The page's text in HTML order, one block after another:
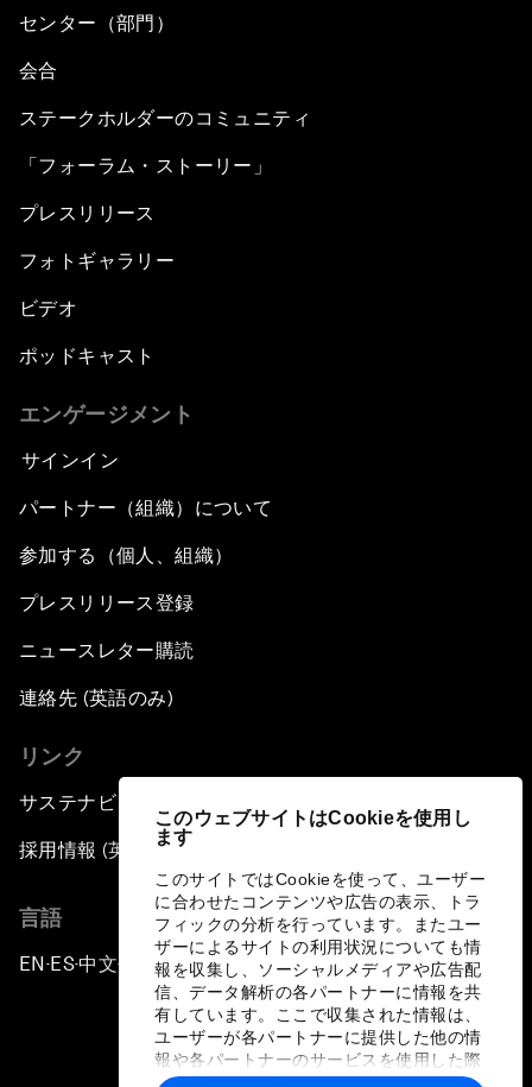
このウェブサイトはCookieを使用し
ます
このサイトではCookieを使って、ユーザー
に合わせたコンテンツや広告の表示、トラ
フィックの分析を行っています。またユー
ザーによるサイトの利用状況についても情
報を収集し、ソーシャルメディアや広告配
信、データ解析の各パートナーに情報を共
有しています。ここで収集された情報は、
ユーザーが各パートナーに提供した他の情
報や各パートナーのサービスを使用した際
に収集された情報と組み合わされ、各パー
センター（部門）
会合
ステークホルダーのコミュニティ
「フォーラム・ストーリー」
プレスリリース
フォトギャラリー
ビデオ
ポッドキャスト
エンゲージメント
サインイン
パートナー（組織）について
参加する（個人、組織）
プレスリリース登録
ニュースレター購読
連絡先 (英語のみ)
リンク
サステナビリティへの取り組み
採用情報 (英語のみ)
言語
EN ▪ES▪中文▪ 日本語